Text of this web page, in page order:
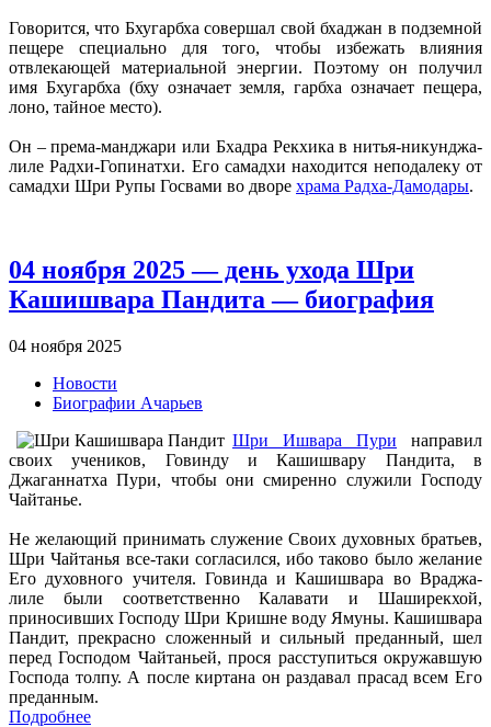
Говорится, что Бхугарбха совершал свой бхаджан в подземной
пещере специально для того, чтобы избежать влияния
отвлекающей материальной энергии. Поэтому он получил
имя Бхугарбха (бху означает земля, гарбха означает пещера,
лоно, тайное место).
Он – према-манджари или Бхадра Рекхика в нитья-никунджа-
лиле Радхи-Гопинатхи. Его самадхи находится неподалеку от
самадхи Шри Рупы Госвами во дворе храма Радха-Дамодары.
04 ноября 2025 — день ухода Шри
Кашишвара Пандита — биография
04 ноября 2025
Новости
Биографии Ачарьев
Шри Ишвара Пури направил
своих учеников, Говинду и Кашишвару Пандита, в
Джаганнатха Пури, чтобы они смиренно служили Господу
Чайтанье.
Не желающий принимать служение Своих духовных братьев,
Шри Чайтанья все-таки согласился, ибо таково было желание
Его духовного учителя. Говинда и Кашишвара во Враджа-
лиле были соответственно Калавати и Шаширекхой,
приносивших Господу Шри Кришне воду Ямуны. Кашишвара
Пандит, прекрасно сложенный и сильный преданный, шел
перед Господом Чайтаньей, прося расступиться окружавшую
Господа толпу. А после киртана он раздавал прасад всем Его
преданным.
Подробнее